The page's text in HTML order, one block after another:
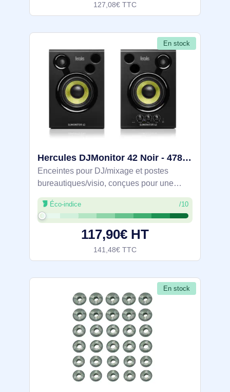
127,08€ TTC
En stock
Hercules DJMonitor 42 Noir - 4780886
Enceintes pour DJ/mixage et postes
bureautiques/visio, conçues pour une
écoute claire au quotidien. Bande
passante 60–20 000 Hz, 20 W RMS (80 W
crête), woofer 4" et tweeter. Boîtier en
panneaux MDF,
Éco-indice /10
117,90€ HT
141,48€ TTC
En stock